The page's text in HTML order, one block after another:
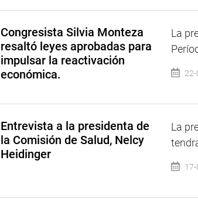
Congresista Silvia Monteza
resaltó leyes aprobadas para
impulsar la reactivación
económica.
La
Entrevista a la presidenta de
la Comisión de Salud, Nelcy
Heidinger
La